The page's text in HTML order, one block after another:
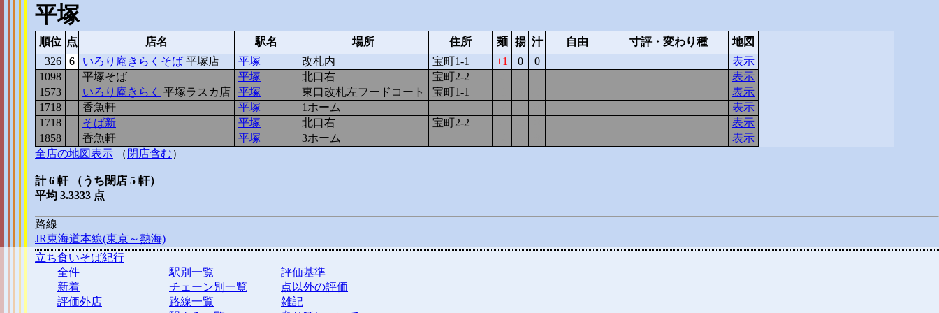
平塚
順位 点 店名 駅名 場所 住所 麺 揚 汁 自由 寸評・変わり種
地図
326
6 いろり庵きらくそば 平塚店 平塚 改札内 宝町1-1 1 0 0
表示
1098
平塚そば 平塚 北口右 宝町2-2
表示
1573
いろり庵きらく 平塚ラスカ店 平塚 東口改札左フードコート 宝町1-1
表示
1718
香魚軒 平塚 1ホーム
表示
1718
そば新 平塚 北口右 宝町2-2
表示
1858
香魚軒 平塚 3ホーム
表示
全店の地図表示 （ 閉店含む）
計 6 軒 （うち閉店 5 軒）
平均 3.3333 点
路線
JR東海道本線(東京～熱海)
立ち食いそば紀行
全件
新着
評価外店
駅別一覧
チェーン別一覧
路線一覧
評価基準
点以外の評価
雑記